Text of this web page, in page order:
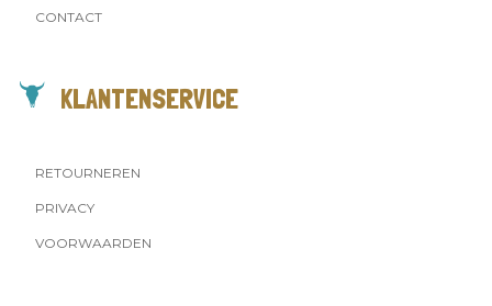
CONTACT
KLANTENSERVICE
RETOURNEREN
PRIVACY
VOORWAARDEN